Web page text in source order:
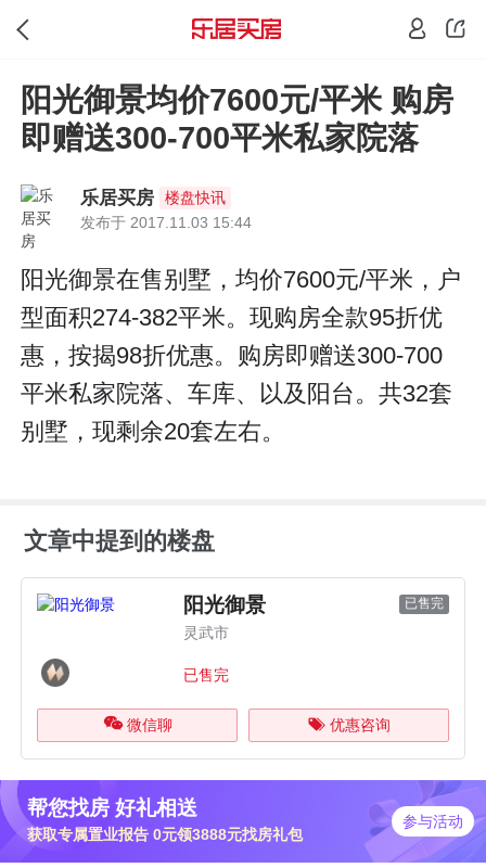
阳光御景均价7600元/平米 购房
即赠送300-700平米私家院落
乐居买房
楼盘快讯
发布于 2017.11.03 15:44
阳光御景在售别墅，均价7600元/平米，户
型面积274-382平米。现购房全款95折优
惠，按揭98折优惠。购房即赠送300-700
平米私家院落、车库、以及阳台。共32套
别墅，现剩余20套左右。
文章中提到的楼盘
阳光御景 已售完
灵武市
已售完
微信聊 优惠咨询
帮您找房 好礼相送
获取专属置业报告 0元领3888元找房礼包
参与活动